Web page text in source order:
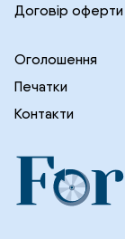
Договір оферти
Оголошення
Печатки
Контакти